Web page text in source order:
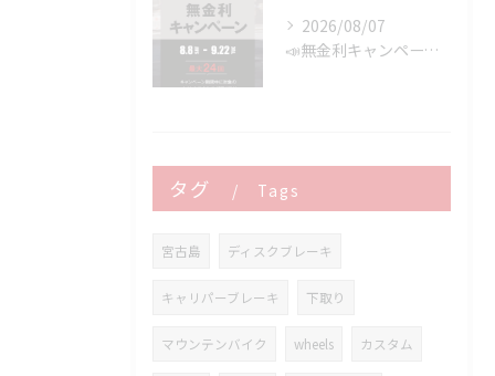
2026/08/07
📣無金利キャンペーン開催決定‼️
タグ Tags
宮古島 ディスクブレーキ
キャリパーブレーキ 下取り
マウンテンバイク wheels カスタム